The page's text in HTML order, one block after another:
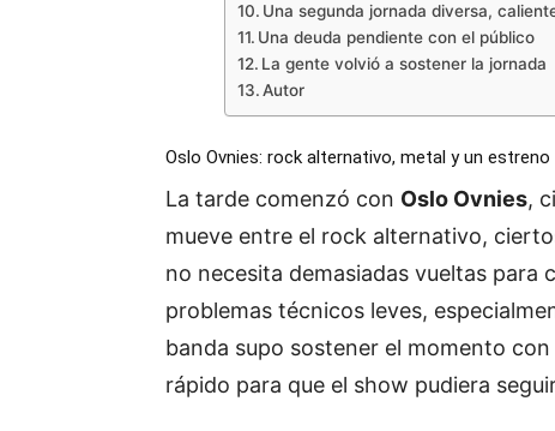
Una segunda jornada diversa,
Una deuda pendiente con el público
La gente volvió a sostener la jornada
Autor
Oslo Ovnies: rock alternativo, metal y un
La tarde comenzó con Oslo Ovnies,
mueve entre el rock alternativo,
no necesita demasiadas vueltas
problemas técnicos leves,
banda supo sostener el momento
rápido para que el show pudiera